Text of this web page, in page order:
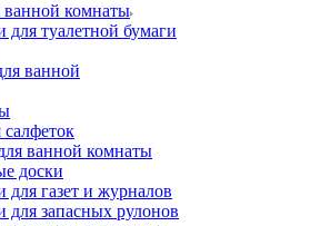
ванной комнаты
для туалетной бумаги
ванной
ванной комнаты
доски
для газет и журналов
для запасных рулонов